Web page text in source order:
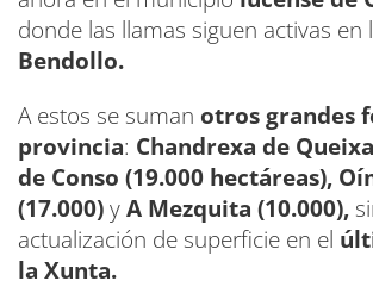
donde las llamas siguen activas en
Bendollo.
A estos se suman otros grandes
provincia: Chandrexa de
de Conso (19.000 hectáreas),
(17.000)yA Mezquita (10.000),
actualización de superficie en el
la Xunta.